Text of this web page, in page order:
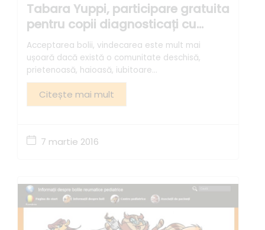
Tabara Yuppi, participare gratuita
pentru copii diagnosticați cu
diabet, afecțiuni oncologice sau
artrită reumatoidă juvenilă
7 martie 2016
Acceptarea bolii, vindecarea este mult mai
ușoară dacă există o comunitate deschisă,
prietenoasă, haioasă, iubitoare...
Citește mai mult